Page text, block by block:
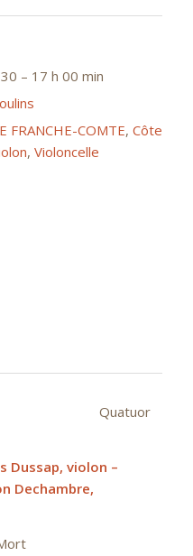
– 17 h 00 min
FRANCHE-COMTE, Côte
, Violoncelle
Quatuor
Dussap, violon –
Dechambre,